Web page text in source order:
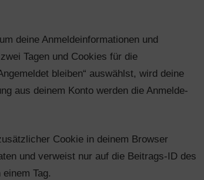
deine Anmeldeinformationen und
Tagen und Cookies für die
bleiben“ auswählst, wird deine
aus deinem Konto werden die Anmelde-
Cookie in deinem Browser
und verweist nur auf die Beitrags-ID des
Tag.